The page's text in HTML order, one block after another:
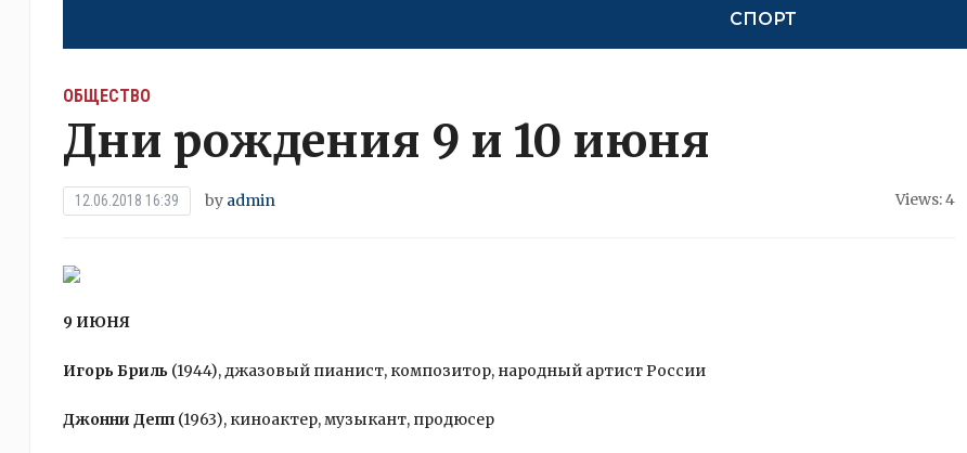
СПОРТ
ОБЩЕСТВО
Дни рождения 9 и 10 июня
12.06.2018 16:39 by admin Views: 4
9 ИЮНЯ
Игорь Бриль (1944), джазовый пианист, композитор, народный артист России
Джонни Депп (1963), киноактер, музыкант, продюсер